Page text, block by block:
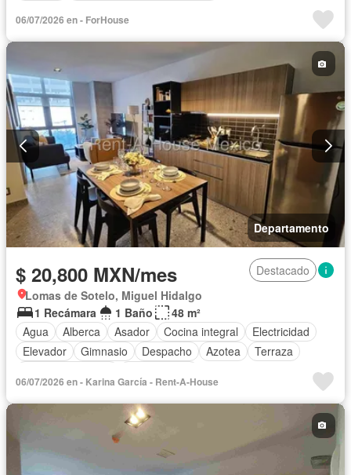
06/07/2026 en - ForHouse
Departamento
$ 20,800 MXN/mes
Destacado
Lomas de Sotelo, Miguel Hidalgo
1 Recámara
1 Baño
48 m²
Agua
Alberca Asador Cocina integral
Electricidad
Elevador
Gimnasio Despacho Azotea
Terraza
06/07/2026 en - Karina García - Rent-A-House